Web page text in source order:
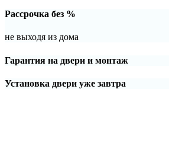
Рассрочка без %
не выходя из дома
Гарантия на двери и монтаж
Установка двери уже завтра